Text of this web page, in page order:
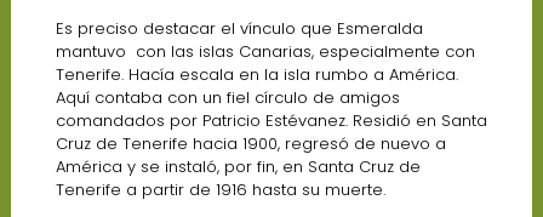
Es preciso destacar el vínculo que Esmeralda
mantuvo con las islas Canarias, especialmente con
Tenerife. Hacía escala en la isla rumbo a América.
Aquí contaba con un fiel círculo de amigos
comandados por Patricio Estévanez. Residió en Santa
Cruz de Tenerife hacia 1900, regresó de nuevo a
América y se instaló, por fin, en Santa Cruz de
Tenerife a partir de 1916 hasta su muerte.